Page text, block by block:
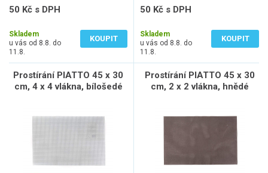
50 Kč s DPH
Skladem
u vás od 8.8. do
11.8.
KOUPIT
50 Kč s DPH
Skladem
u vás od 8.8. do
11.8.
KOUPIT
Prostírání PIATTO 45 x 30
cm, 4 x 4 vlákna, bílošedé
Prostírání PIATTO 45 x 30
cm, 2 x 2 vlákna, hnědé